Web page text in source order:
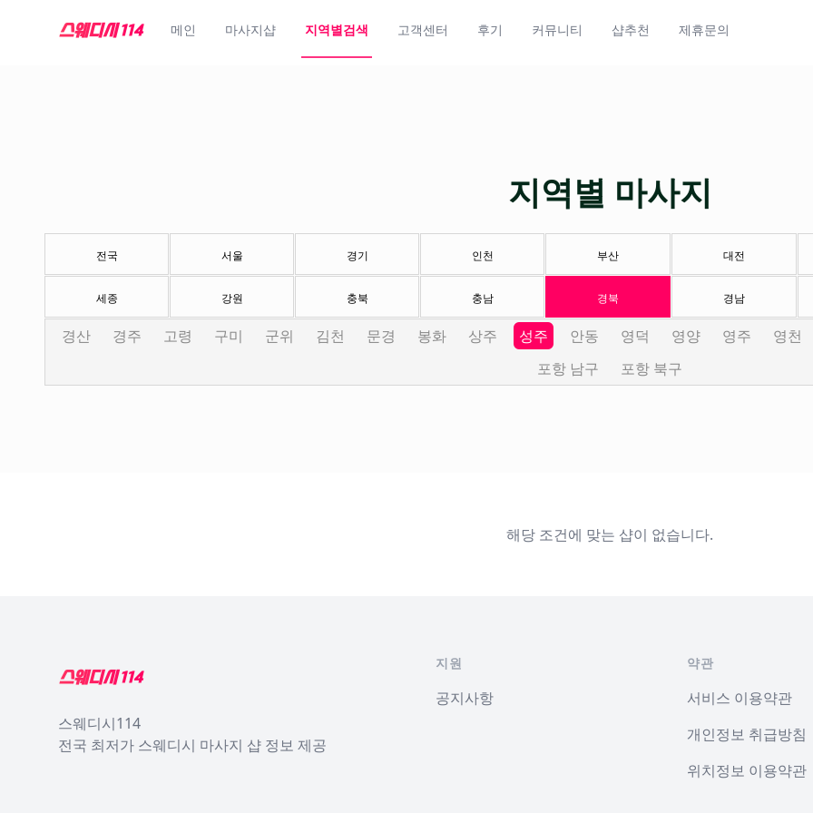
메인 마사지샵 지역별검색 고객센터 후기 커뮤니티 샵추천 제휴문의
지역별 마사지
전국 서울 경기 인천 부산 대전
세종 강원 충북 충남 경북 경남
경산 경주 고령 구미 군위 김천 문경 봉화 상주 성주 안동 영덕 영양 영주 영천
포항 남구
포항 북구
해당 조건에 맞는 샵이 없습니다.
스웨디시114
전국 최저가 스웨디시 마사지 샵 정보 제공
지원
공지사항
약관
서비스 이용약관
개인정보 취급방침
위치정보 이용약관